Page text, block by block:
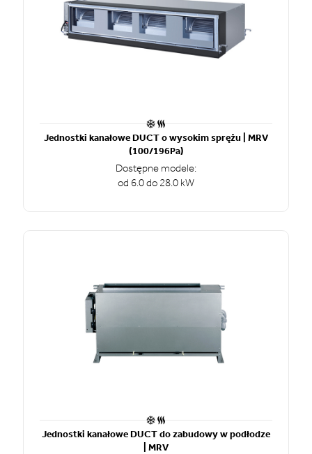
Jednostki kanałowe DUCT o wysokim sprężu | MRV
(100/196Pa)
Dostępne modele:
od 6.0 do 28.0 kW
Jednostki kanałowe DUCT do zabudowy w podłodze
| MRV